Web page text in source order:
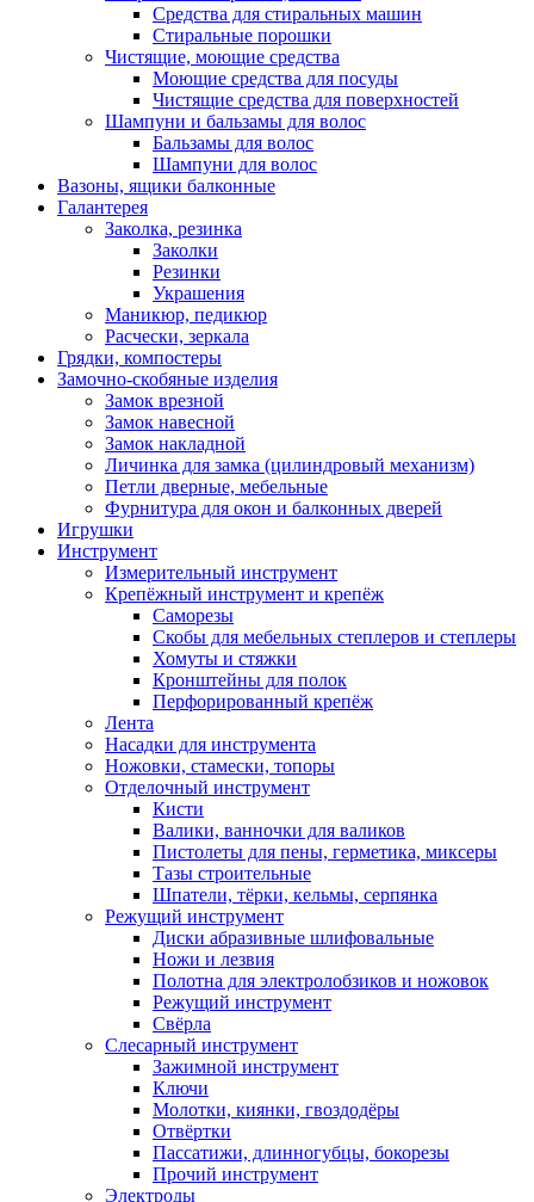
Средства для стиральных машин
Стиральные порошки
Чистящие, моющие средства
Моющие средства для посуды
Чистящие средства для поверхностей
Шампуни и бальзамы для волос
Бальзамы для волос
Шампуни для волос
Вазоны, ящики балконные
Галантерея
Заколка, резинка
Заколки
Резинки
Украшения
Маникюр, педикюр
Расчески, зеркала
Грядки, компостеры
Замочно-скобяные изделия
Замок врезной
Замок навесной
Замок накладной
Личинка для замка (цилиндровый механизм)
Петли дверные, мебельные
Фурнитура для окон и балконных дверей
Игрушки
Инструмент
Измерительный инструмент
Крепёжный инструмент и крепёж
Саморезы
Скобы для мебельных степлеров и степлеры
Хомуты и стяжки
Кронштейны для полок
Перфорированный крепёж
Лента
Насадки для инструмента
Ножовки, стамески, топоры
Отделочный инструмент
Кисти
Валики, ванночки для валиков
Пистолеты для пены, герметика, миксеры
Тазы строительные
Шпатели, тёрки, кельмы, серпянка
Режущий инструмент
Диски абразивные шлифовальные
Ножи и лезвия
Полотна для электролобзиков и ножовок
Режущий инструмент
Свёрла
Слесарный инструмент
Зажимной инструмент
Ключи
Молотки, киянки, гвоздодёры
Отвёртки
Пассатижи, длинногубцы, бокорезы
Прочий инструмент
Электроды